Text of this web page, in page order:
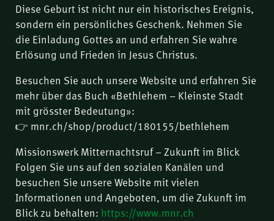
Diese Geburt ist nicht nur ein historisches Ereignis,
sondern ein persönliches Geschenk. Nehmen Sie
die Einladung Gottes an und erfahren Sie wahre
Erlösung und Frieden in Jesus Christus.
Besuchen Sie auch unsere Website und erfahren Sie
mehr über das Buch «Bethlehem – Kleinste Stadt
mit grösster Bedeutung»:
👉 mnr.ch/shop/product/180155/bethlehem
Missionswerk Mitternachtsruf – Zukunft im Blick
Folgen Sie uns auf den sozialen Kanälen und
besuchen Sie unsere Website mit vielen
Informationen und Angeboten, um die Zukunft im
Blick zu behalten: https://www.mnr.ch